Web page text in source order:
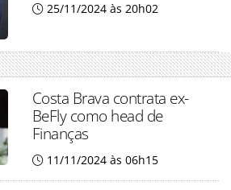
25/11/2024 às 20h02
Costa Brava contrata ex-
BeFly como head de
Finanças
11/11/2024 às 06h15